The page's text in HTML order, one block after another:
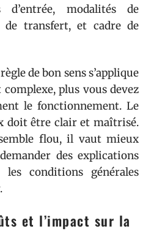
modalités de
de transfert, et cadre de
de bon sens s’applique
plus vous devez
le fonctionnement. Le
doit être clair et maîtrisé.
flou, il vaut mieux
des explications
conditions générales
et l’impact sur la